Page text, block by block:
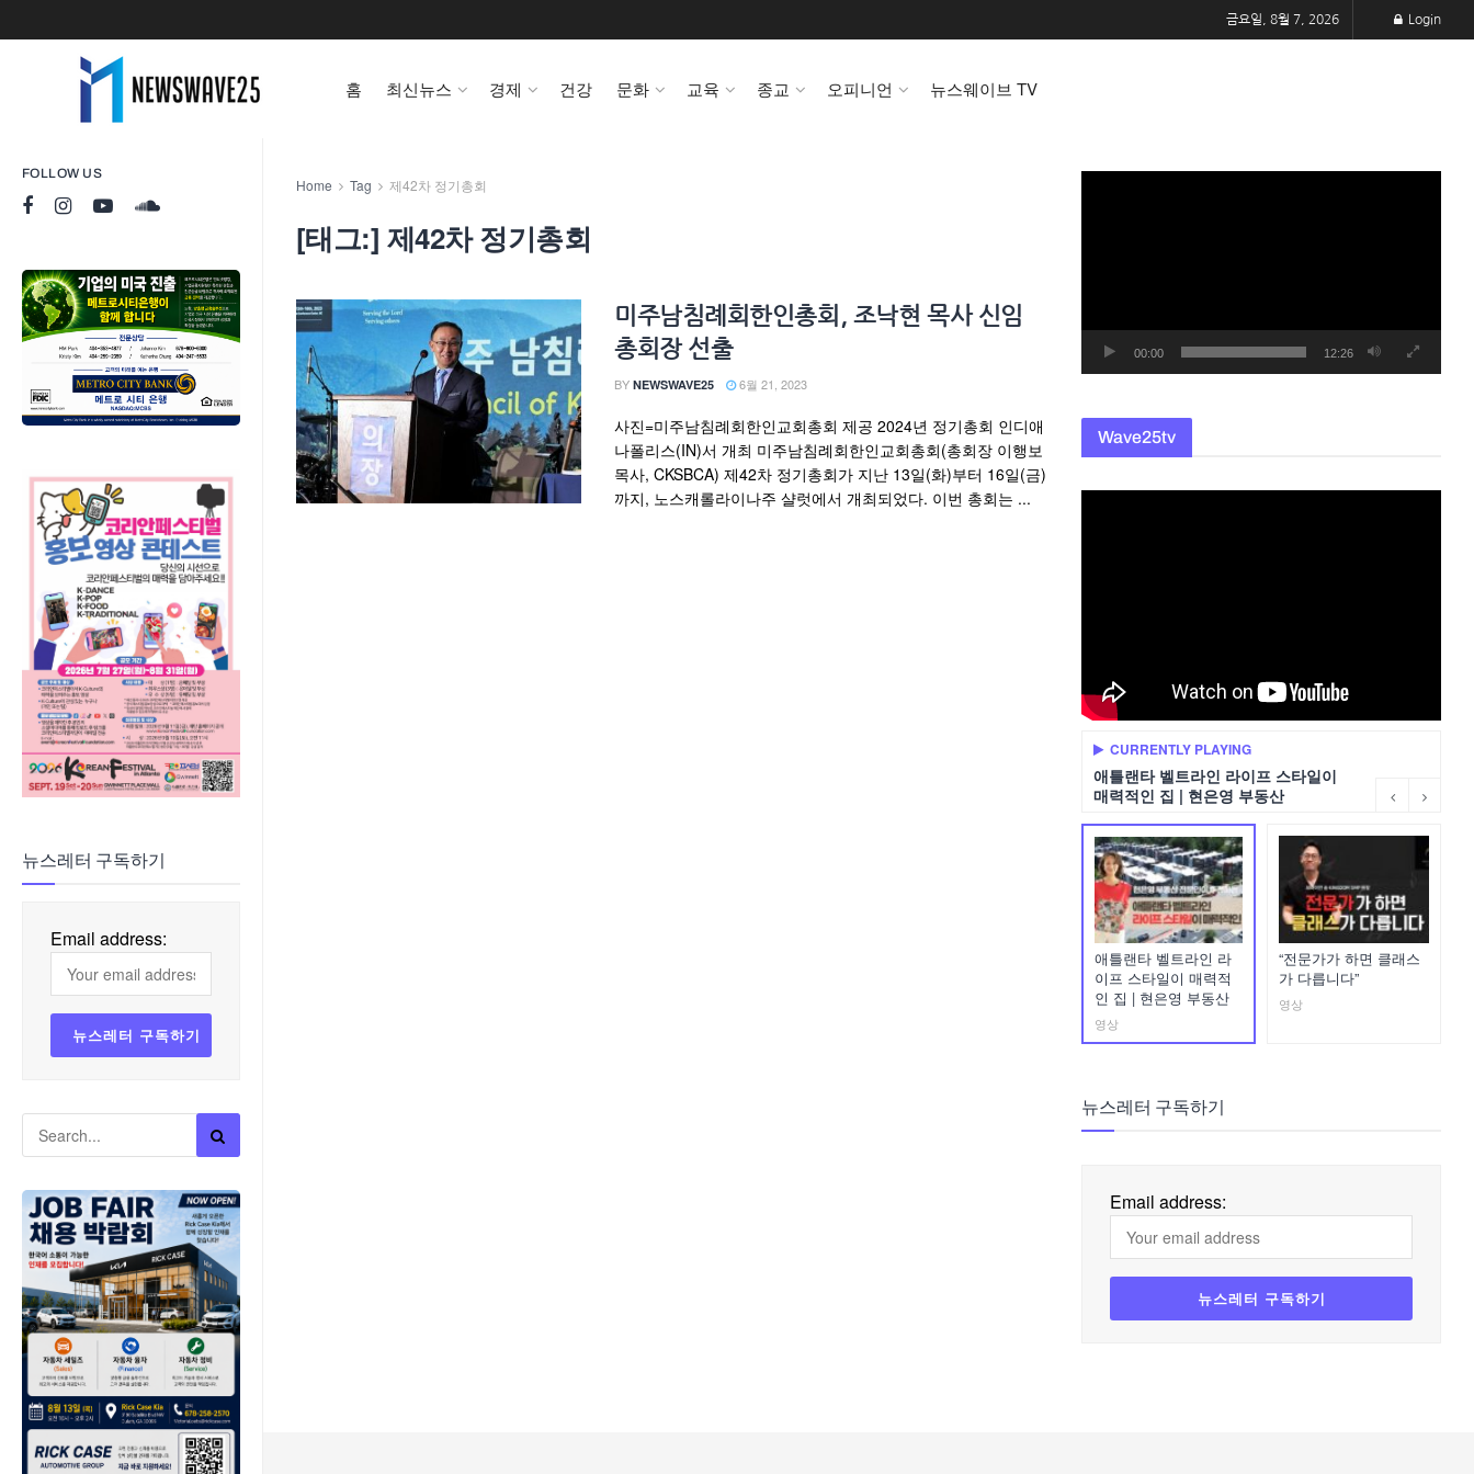
FOLLOW US
뉴스레터 구독하기
Email address:
금요일, 8월 7, 2026 Login
홈 최신뉴스 경제 건강 문화 교육 종교 오피니언 뉴스웨이브 TV
Home Tag 제42차 정기총회
[태그:] 제42차 정기총회
미주남침례회한인총회, 조낙현 목사 신임
총회장 선출
BY NEWSWAVE25 6월 21, 2023
사진=미주남침례회한인교회총회 제공 2024년 정기총회 인디애
나폴리스(IN)서 개최 미주남침례회한인교회총회(총회장 이행보
목사, CKSBCA) 제42차 정기총회가 지난 13일(화)부터 16일(금)
까지, 노스캐롤라이나주 샬럿에서 개최되었다. 이번 총회는 ...
00:00 12:26
Wave25tv
CURRENTLY PLAYING
애틀랜타 벨트라인 라이프 스타일이
매력적인 집 | 현은영 부동산
애틀랜타 벨트라인 라
이프 스타일이 매력적
인 집 | 현은영 부동산
영상
“전문가가 하면 클래스
가 다릅니다”
영상
뉴스레터 구독하기
Email address: